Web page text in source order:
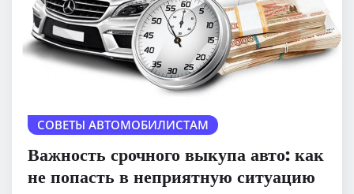
СОВЕТЫ АВТОМОБИЛИСТАМ
Важность срочного выкупа авто: как
не попасть в неприятную ситуацию